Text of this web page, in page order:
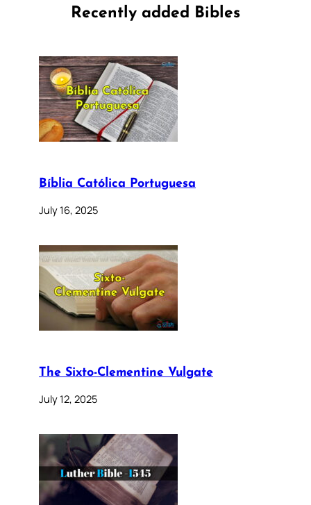
Recently added Bibles
Bíblia Católica Portuguesa
July 16, 2025
The Sixto-Clementine Vulgate
July 12, 2025